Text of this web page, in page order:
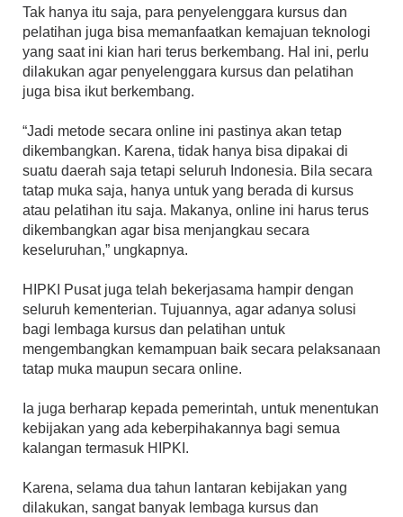
Tak hanya itu saja, para penyelenggara kursus dan
pelatihan juga bisa memanfaatkan kemajuan teknologi
yang saat ini kian hari terus berkembang. Hal ini, perlu
dilakukan agar penyelenggara kursus dan pelatihan
juga bisa ikut berkembang.
“Jadi metode secara online ini pastinya akan tetap
dikembangkan. Karena, tidak hanya bisa dipakai di
suatu daerah saja tetapi seluruh Indonesia. Bila secara
tatap muka saja, hanya untuk yang berada di kursus
atau pelatihan itu saja. Makanya, online ini harus terus
dikembangkan agar bisa menjangkau secara
keseluruhan,” ungkapnya.
HIPKI Pusat juga telah bekerjasama hampir dengan
seluruh kementerian. Tujuannya, agar adanya solusi
bagi lembaga kursus dan pelatihan untuk
mengembangkan kemampuan baik secara pelaksanaan
tatap muka maupun secara online.
Ia juga berharap kepada pemerintah, untuk menentukan
kebijakan yang ada keberpihakannya bagi semua
kalangan termasuk HIPKI.
Karena, selama dua tahun lantaran kebijakan yang
dilakukan, sangat banyak lembaga kursus dan